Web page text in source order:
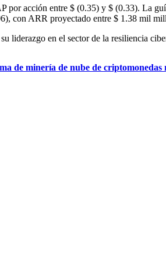
acción entre $ (0.35) y $ (0.33). La
con ARR proyectado entre $ 1.38 mil
liderazgo en el sector de la resiliencia
de minería de nube de criptomonedas